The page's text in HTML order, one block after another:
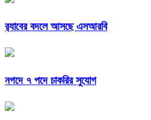
র‍্যাবের বদলে আসছে এসআরবি
নগদে ৭ পদে চাকরির সুযোগ